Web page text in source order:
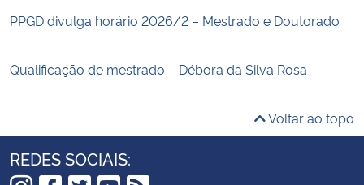
PPGD divulga horário 2026/2 – Mestrado e Doutorado
Qualificação de mestrado – Débora da Silva Rosa
Voltar ao topo
REDES SOCIAIS: